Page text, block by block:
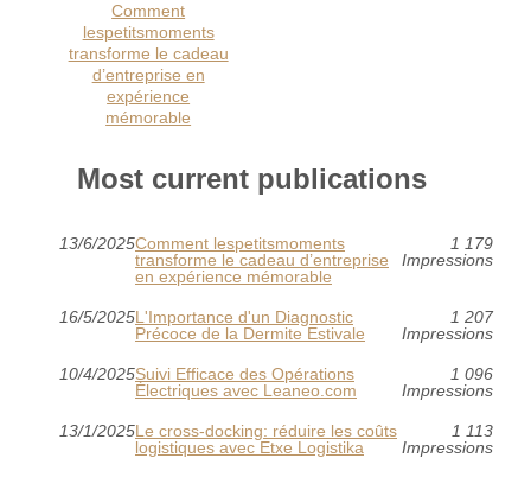
Comment
lespetitsmoments
transforme le cadeau
d’entreprise en
expérience
mémorable
Most current publications
13/6/2025Comment lespetitsmoments
transforme le cadeau d’entreprise
en expérience mémorable
1 179
Impressions
16/5/2025L'Importance d'un Diagnostic
Précoce de la Dermite Estivale
1 207
Impressions
10/4/2025Suivi Efficace des Opérations
Électriques avec Leaneo.com
1 096
Impressions
13/1/2025Le cross-docking: réduire les coûts
logistiques avec Etxe Logistika
1 113
Impressions